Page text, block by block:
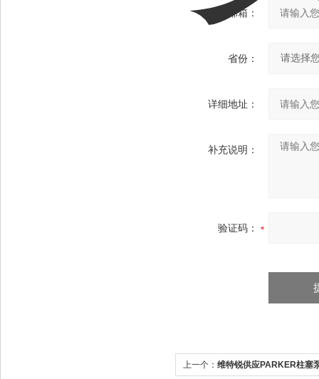
常用邮箱：
省份：
详细地址：
补充说明：
验证码：
上一个： 维特锐供应PARKER柱塞